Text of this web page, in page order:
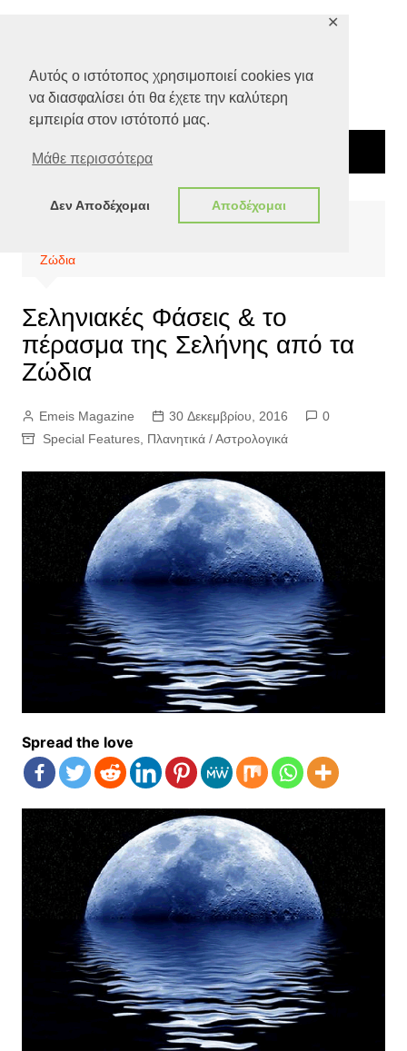
Αυτός ο ιστότοπος χρησιμοποιεί cookies για
να διασφαλίσει ότι θα έχετε την καλύτερη
εμπειρία στον ιστότοπό μας.
Μάθε περισσότερα
Δεν Αποδέχομαι Αποδέχομαι
✕
Special Features
Ζώδια
Σεληνιακές Φάσεις & το
πέρασμα της Σελήνης από τα
Ζώδια
Emeis Magazine 30 Δεκεμβρίου, 2016
0
Special Features, Πλανητικά / Αστρολογικά
Spread the love